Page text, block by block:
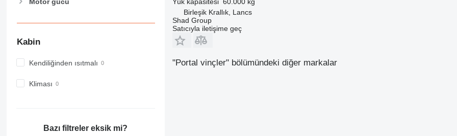
Kabin
Kendiliğinden ısıtmalı
Kliması
Bazı filtreler eksik mi?
Birleşik Krallık, Lancs
Shad Group
Satıcıyla iletişime geç
"Portal vinçler" bölümündeki diğer markalar